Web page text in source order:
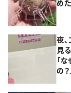
めた
夜
見
「
の？